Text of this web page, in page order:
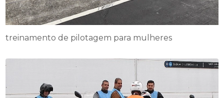
treinamento de pilotagem para mulheres